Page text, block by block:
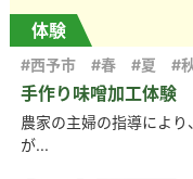
体験
手作り味噌加工体験
#西予市 #春 #夏 #
農家の主婦の指導により
が...